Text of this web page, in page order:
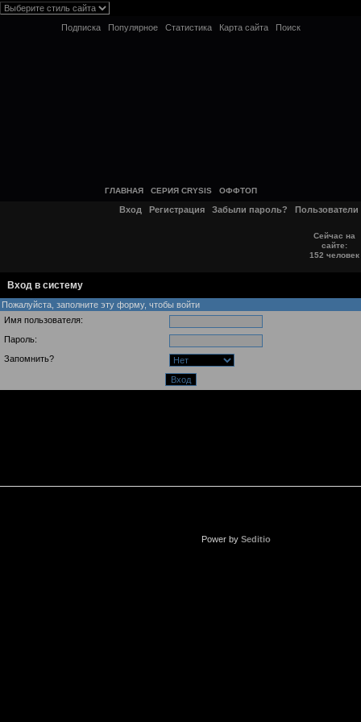
Подписка Популярное Статистика Карта сайта Поиск
ГЛАВНАЯ СЕРИЯ CRYSIS ОФФТОП
Вход Регистрация Забыли пароль? Пользователи
Сейчас на
сайте:
152 человек
Вход в систему
Пожалуйста, заполните эту форму, чтобы войти
Имя пользователя:
Пароль:
Запомнить?
Power by Seditio